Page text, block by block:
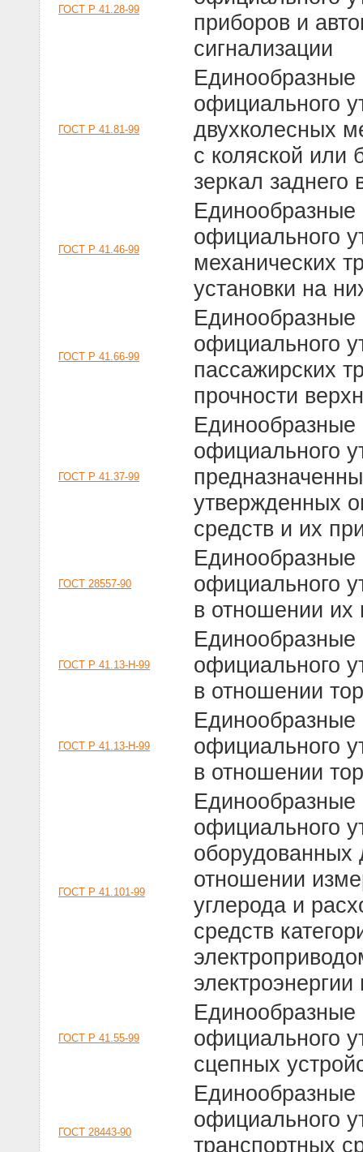
ГОСТ Р 41.28-99
приборов и
сигнализации
ГОСТ Р 41.81-99
официального
двухколесных
с коляской или
зеркал заднего
ГОСТ Р 41.46-99
официального
механических
установки на
ГОСТ Р 41.66-99
официального
пассажирских
прочности
ГОСТ Р 41.37-99
официального
утвержденных
средств и их
ГОСТ 28557-90
официального
в отношении их
ГОСТ Р 41.13-H-99
официального
в отношении
ГОСТ Р 41.13-Н-99
официального
в отношении
ГОСТ Р 41.101-99
официального
оборудованных
отношении
углерода и
средств
ГОСТ Р 41.55-99
официального
сцепных
ГОСТ 28443-90
официального
транспортных